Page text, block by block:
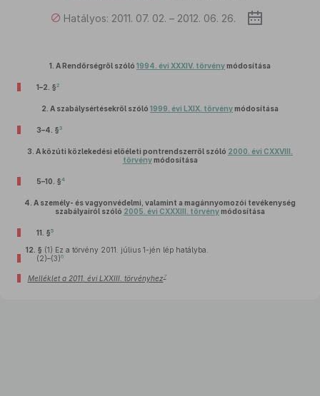
Hatályos: 2011. 07. 02. – 2012. 06. 26.
1. A Rendőrségről szóló 1994. évi XXXIV. törvénymódosítása
1–2. §2
2. A szabálysértésekről szóló 1999. évi LXIX. törvénymódosítása
3–4. §3
3. A közúti közlekedési előéleti pontrendszerről szóló 2000. évi CXXVIII.
törvénymódosítása
5–10. §4
4. A személy- és vagyonvédelmi, valamint a magánnyomozói tevékenység
szabályairól szóló 2005. évi CXXXIII. törvénymódosítása
11. §5
12. § (1) Ez a törvény 2011. július 1-jén lép hatályba.
(2)–(3)6
Melléklet a 2011. évi LXXIII. törvényhez7